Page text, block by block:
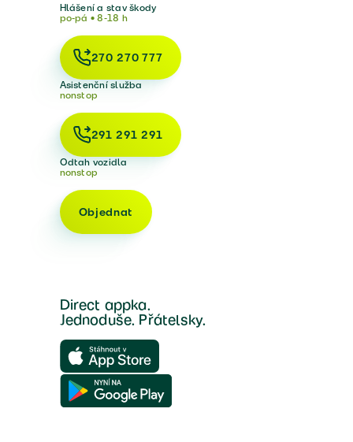
Hlášení a stav škody
po-pá • 8-18 h
270 270 777
Asistenční služba
nonstop
291 291 291
Odtah vozidla
nonstop
Objednat
Direct appka.
Jednoduše. Přátelsky.